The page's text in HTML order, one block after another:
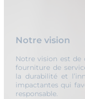
Notre vision
Notre vision est de
fourniture de
la durabilité et
impactantes qui
responsable.